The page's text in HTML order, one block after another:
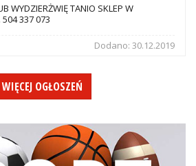
WYDZIERŻWIĘ TANIO SKLEP W
504 337 073
Dodano: 30.12.2019
WIĘCEJ OGŁOSZEŃ